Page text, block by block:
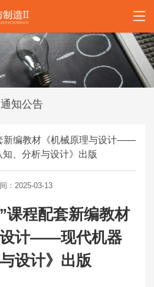
通知公告
新编教材《机械原理与设计——
、分析与设计》出版
：2025-03-13
课程配套新编教材
设计——现代机器
设计》出版